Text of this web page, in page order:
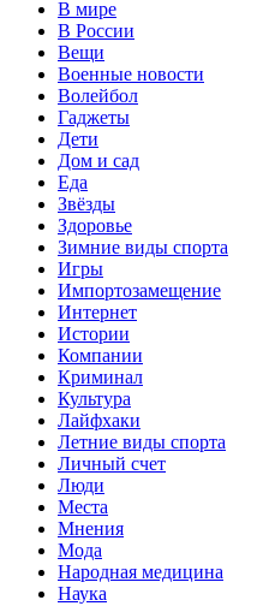
В мире
В России
Вещи
Военные новости
Волейбол
Гаджеты
Дети
Дом и сад
Еда
Звёзды
Здоровье
Зимние виды спорта
Игры
Импортозамещение
Интернет
Истории
Компании
Криминал
Культура
Лайфхаки
Летние виды спорта
Личный счет
Люди
Места
Мнения
Мода
Народная медицина
Наука